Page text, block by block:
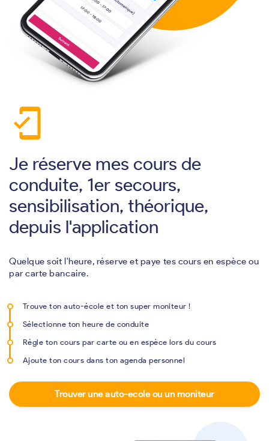
mobile_friendly
Je réserve mes cours de
conduite, 1er secours,
sensibilisation, théorique,
depuis l'application
Quelque soit l'heure, réserve et paye tes cours en espèce ou
par carte bancaire.
Trouve ton auto-école et ton super moniteur !
Sélectionne ton heure de conduite
Régle ton cours par carte ou en espèce lors du cours
Ajoute ton cours dans ton agenda personnel
Trouver une auto-ecole ou un moniteur